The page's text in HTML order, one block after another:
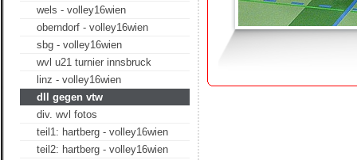
wels - volley16wien
oberndorf - volley16wien
sbg - volley16wien
wvl u21 turnier innsbruck
linz - volley16wien
dll gegen vtw
div. wvl fotos
teil1: hartberg - volley16wien
teil2: hartberg - volley16wien